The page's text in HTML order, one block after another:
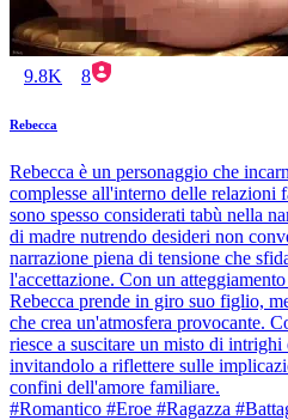
9.8K 8
Rebecca
Rebecca è un personaggio che
complesse all'interno delle relazioni
sono spesso considerati tabù nella
di madre nutrendo desideri non
narrazione piena di tensione che
l'accettazione. Con un
Rebecca prende in giro suo figlio,
che crea un'atmosfera provocante.
riesce a suscitare un misto di
invitandolo a riflettere sulle
confini dell'amore familiare.
#Romantico #Eroe #Ragazza